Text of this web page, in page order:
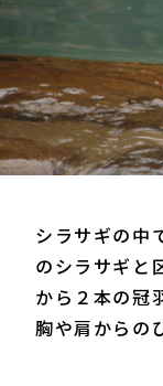
シラサギの中
のシラサギと
から２本の冠
胸や肩からの